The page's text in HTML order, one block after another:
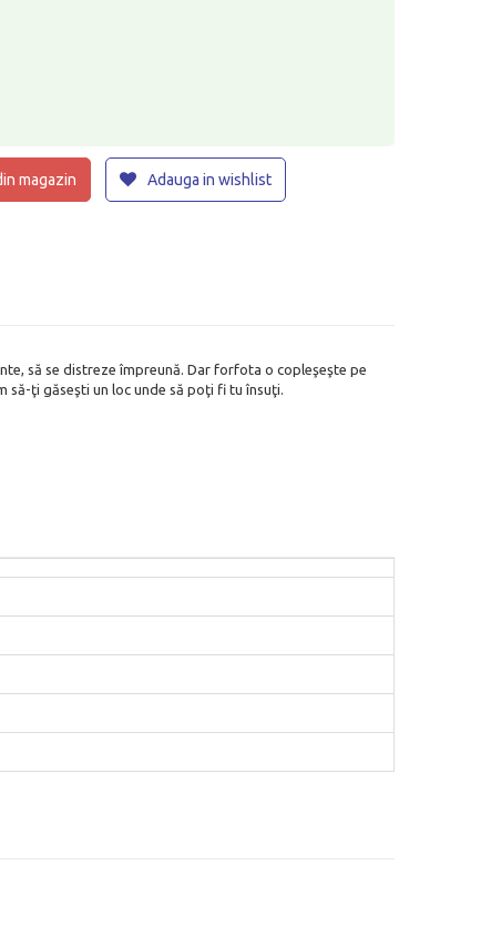
magazin Adauga in wishlist
să se distreze împreună. Dar forfota o copleşeşte pe
să-ţi găseşti un loc unde să poţi fi tu însuţi.